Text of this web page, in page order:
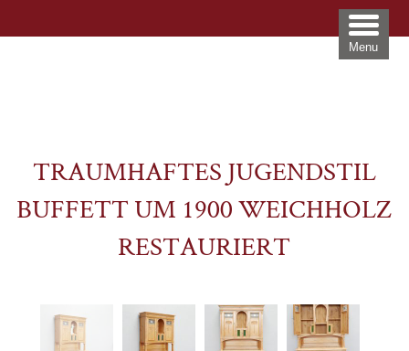
TRAUMHAFTES JUGENDSTIL
BUFFETT UM 1900 WEICHHOLZ
RESTAURIERT
Menu